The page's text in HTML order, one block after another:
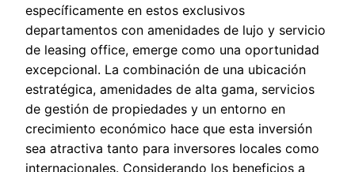
específicamente en estos exclusivos
departamentos con amenidades de lujo y servicio
de leasing office, emerge como una oportunidad
excepcional. La combinación de una ubicación
estratégica, amenidades de alta gama, servicios
de gestión de propiedades y un entorno en
crecimiento económico hace que esta inversión
sea atractiva tanto para inversores locales como
internacionales. Considerando los beneficios a